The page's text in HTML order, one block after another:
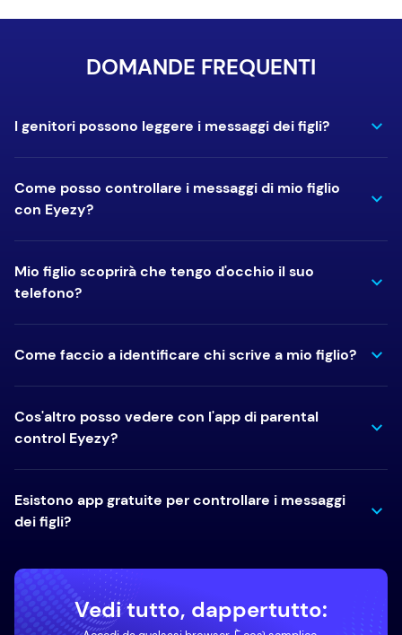
DOMANDE FREQUENTI
I genitori possono leggere i messaggi dei figli?
Come posso controllare i messaggi di mio figlio
con Eyezy?
Mio figlio scoprirà che tengo d'occhio il suo
telefono?
Come faccio a identificare chi scrive a mio figlio?
Cos'altro posso vedere con l'app di parental
control Eyezy?
Esistono app gratuite per controllare i messaggi
dei figli?
Vedi tutto, dappertutto: